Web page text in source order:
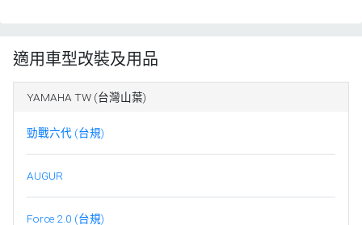
適用車型改裝及用品
YAMAHA TW (台灣山葉)
勁戰六代 (台規)
AUGUR
Force 2.0 (台規)